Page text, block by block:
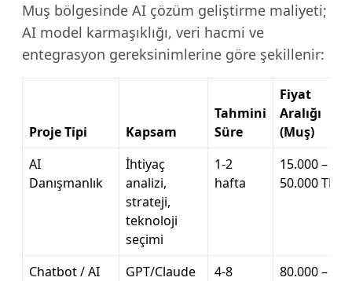
Muş bölgesinde AI çözüm geliştirme maliyeti;
AI model karmaşıklığı, veri hacmi ve
entegrasyon gereksinimlerine göre şekillenir:
Proje Tipi Kapsam
Tahmini
Süre
Fiyat
Aralığı
(Muş)
AI
Danışmanlık
İhtiyaç
analizi,
strateji,
teknoloji
seçimi
1-2
hafta
15.000 –
50.000 TL
Chatbot / AI
GPT/Claude
4-8
80.000 –